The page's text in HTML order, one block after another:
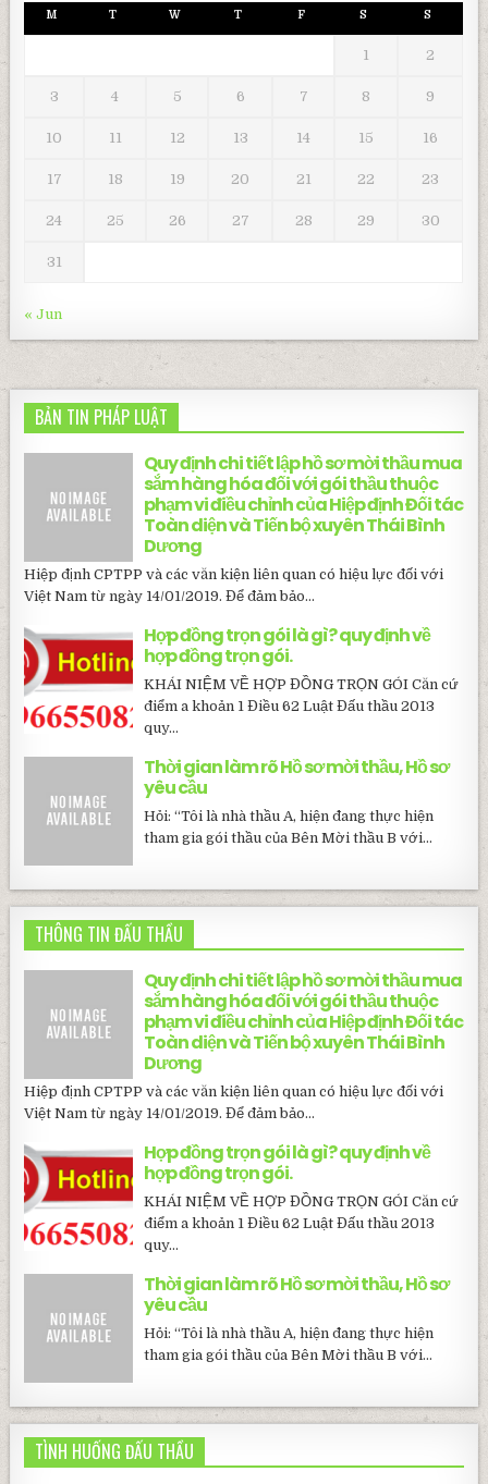
M T W T F S S
1 2
3 4 5 6 7 8 9
10 11 12 13 14 15 16
17 18 19 20 21 22 23
24 25 26 27 28 29 30
31
« Jun
BẢN TIN PHÁP LUẬT
Quy định chi tiết lập hồ sơ mời thầu mua
sắm hàng hóa đối với gói thầu thuộc
phạm vi điều chỉnh của Hiệp định Đối tác
Toàn diện và Tiến bộ xuyên Thái Bình
Dương
Hiệp định CPTPP và các văn kiện liên quan có hiệu lực đối với
Việt Nam từ ngày 14/01/2019. Để đảm bảo...
Hợp đồng trọn gói là gì? quy định về
hợp đồng trọn gói.
KHÁI NIỆM VỀ HỢP ĐỒNG TRỌN GÓI Căn cứ
điểm a khoản 1 Điều 62 Luật Đấu thầu 2013
quy...
Thời gian làm rõ Hồ sơ mời thầu, Hồ sơ
yêu cầu
Hỏi: “Tôi là nhà thầu A, hiện đang thực hiện
tham gia gói thầu của Bên Mời thầu B với...
THÔNG TIN ĐẤU THẦU
Quy định chi tiết lập hồ sơ mời thầu mua
sắm hàng hóa đối với gói thầu thuộc
phạm vi điều chỉnh của Hiệp định Đối tác
Toàn diện và Tiến bộ xuyên Thái Bình
Dương
Hiệp định CPTPP và các văn kiện liên quan có hiệu lực đối với
Việt Nam từ ngày 14/01/2019. Để đảm bảo...
Hợp đồng trọn gói là gì? quy định về
hợp đồng trọn gói.
KHÁI NIỆM VỀ HỢP ĐỒNG TRỌN GÓI Căn cứ
điểm a khoản 1 Điều 62 Luật Đấu thầu 2013
quy...
Thời gian làm rõ Hồ sơ mời thầu, Hồ sơ
yêu cầu
Hỏi: “Tôi là nhà thầu A, hiện đang thực hiện
tham gia gói thầu của Bên Mời thầu B với...
TÌNH HUỐNG ĐẤU THẦU